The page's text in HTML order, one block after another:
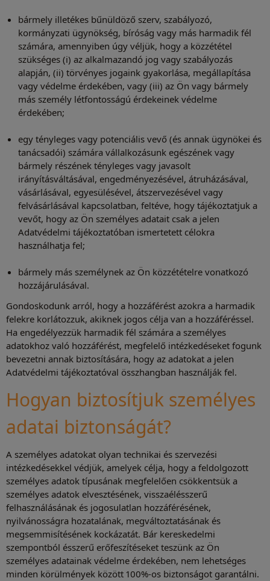
bármely illetékes bűnüldöző szerv, szabályozó,
kormányzati ügynökség, bíróság vagy más harmadik fél
számára, amennyiben úgy véljük, hogy a közzététel
szükséges (i) az alkalmazandó jog vagy szabályozás
alapján, (ii) törvényes jogaink gyakorlása, megállapítása
vagy védelme érdekében, vagy (iii) az Ön vagy bármely
más személy létfontosságú érdekeinek védelme
érdekében;
egy tényleges vagy potenciális vevő (és annak ügynökei és
tanácsadói) számára vállalkozásunk egészének vagy
bármely részének tényleges vagy javasolt
irányításváltásával, engedményezésével, átruházásával,
vásárlásával, egyesülésével, átszervezésével vagy
felvásárlásával kapcsolatban, feltéve, hogy tájékoztatjuk a
vevőt, hogy az Ön személyes adatait csak a jelen
Adatvédelmi tájékoztatóban ismertetett célokra
használhatja fel;
bármely más személynek az Ön közzétételre vonatkozó
hozzájárulásával.
Gondoskodunk arról, hogy a hozzáférést azokra a harmadik
felekre korlátozzuk, akiknek jogos célja van a hozzáféréssel.
Ha engedélyezzük harmadik fél számára a személyes
adatokhoz való hozzáférést, megfelelő intézkedéseket fogunk
bevezetni annak biztosítására, hogy az adatokat a jelen
Adatvédelmi tájékoztatóval összhangban használják fel.
Hogyan biztosítjuk személyes
adatai biztonságát?
A személyes adatokat olyan technikai és szervezési
intézkedésekkel védjük, amelyek célja, hogy a feldolgozott
személyes adatok típusának megfelelően csökkentsük a
személyes adatok elvesztésének, visszaélésszerű
felhasználásának és jogosulatlan hozzáférésének,
nyilvánosságra hozatalának, megváltoztatásának és
megsemmisítésének kockázatát. Bár kereskedelmi
szempontból ésszerű erőfeszítéseket teszünk az Ön
személyes adatainak védelme érdekében, nem lehetséges
minden körülmények között 100%-os biztonságot garantálni.